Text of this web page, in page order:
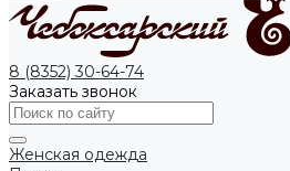
8 (8352) 30-64-74
Заказать звонок
Женская одежда